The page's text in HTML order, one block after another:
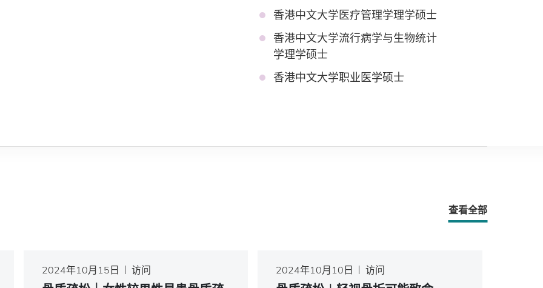
香港中文大学医疗管理学理学硕士
香港中文大学流行病学与生物统计
学理学硕士
香港中文大学职业医学硕士
查看全部
2024年10月15日 访问 2024年10月10日 访问